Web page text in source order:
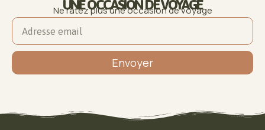
UNE OCCASION DE VOYAGE
Ne ratez plus une occasion de voyage
Envoyer